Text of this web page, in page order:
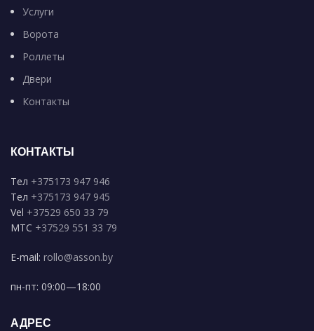
Услуги
Ворота
Роллеты
Двери
Контакты
КОНТАКТЫ
Тел +375173 947 946
Тел +375173 947 945
Vel +37529 650 33 79
MTC +37529 551 33 79
E-mail: rollo@asson.by
пн-пт: 09:00—18:00
АДРЕС